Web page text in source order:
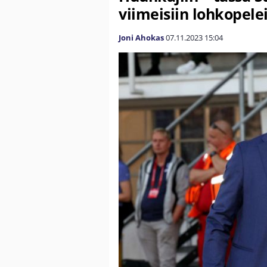
viimeisiin
Joni Ahokas07.11.2023 15:04